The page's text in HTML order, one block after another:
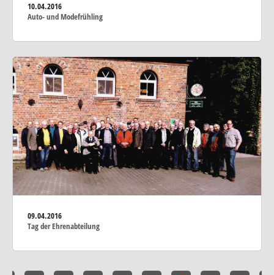
10.04.2016
Auto- und Modefrühling
09.04.2016
Tag der Ehrenabteilung